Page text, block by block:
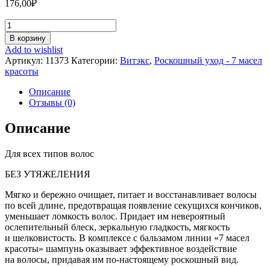
176,00₽
Количество
Шампунь
питательный
БЕЗ
УТЯЖЕЛЕНИЯ
для
всех
типов
В корзину
Add to wishlist
Артикул: 11373 Категории: Витэкс, Роскошный уход - 7 масел
красоты
Описание
Отзывы (0)
Описание
Для всех типов волос
БЕЗ УТЯЖЕЛЕНИЯ
Мягко и бережно очищает, питает и восстанавливает волосы
по всей длине, предотвращая появление секущихся кончиков,
уменьшает ломкость волос. Придает им невероятный
ослепительный блеск, зеркальную гладкость, мягкость
и шелковистость. В комплексе с бальзамом линии «7 масел
красоты» шампунь оказывает эффективное воздействие
на волосы, придавая им по-настоящему роскошный вид.